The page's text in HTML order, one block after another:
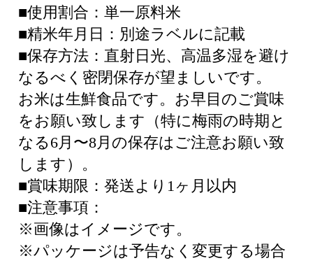
■使用割合：単一原料米
■精米年月日：別途ラベルに記載
■保存方法：直射日光、高温多湿を避け
なるべく密閉保存が望ましいです。
お米は生鮮食品です。お早目のご賞味
をお願い致します（特に梅雨の時期と
なる6月〜8月の保存はご注意お願い致
します）。
■賞味期限：発送より1ヶ月以内
■注意事項：
※画像はイメージです。
※パッケージは予告なく変更する場合